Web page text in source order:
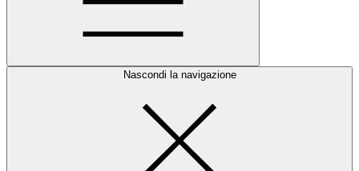
Nascondi la navigazione